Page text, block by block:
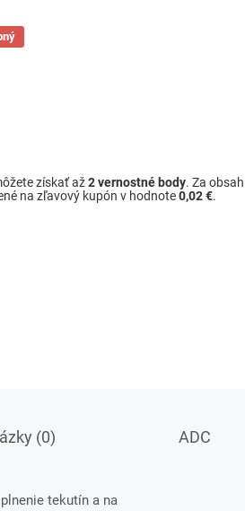
získať až2vernostné body. Za
na zľavový kupón v hodnote0,02 €.
(0) ADC
tekutín a na